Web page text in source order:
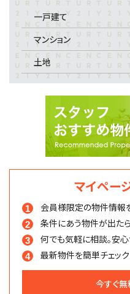
一戸建て
マンション
土地
マイペー
会員様限定の物件情報
条件にあう物件が出たら
何でも気軽に相談。安心
最新物件を簡単チェック
今すぐ